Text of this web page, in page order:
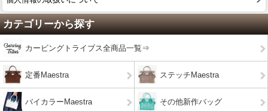
カテゴリーから探す
カービングトライブス全商品一覧⇒
定番Maestra ステッチMaestra
バイカラーMaestra その他新作バッグ